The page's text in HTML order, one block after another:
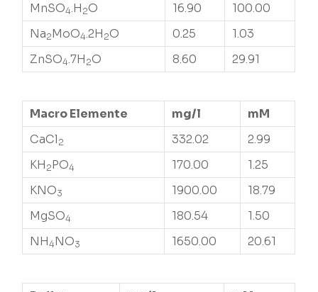
MnSO4.H 2O 16.90
100.00
Na2MoO4.2H 2O 0.25
1.03
ZnSO4.7H 2O 8.60 29.91
Macro Elemente mg/l
mM
CaCl 2 332.02
2.99
KH 2PO4 170.00
1.25
KNO3 1900.00
18.79
MgSO4 180.54
1.50
NH4NO3 1650.00 20.61